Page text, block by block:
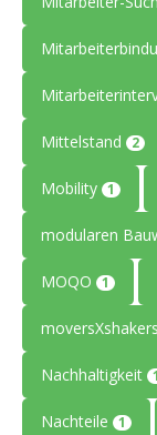
Mittelstand 2
Mobility 1
modularen
MOQO 1
moversXshakers
Nachhaltigkeit
Nachteile 1